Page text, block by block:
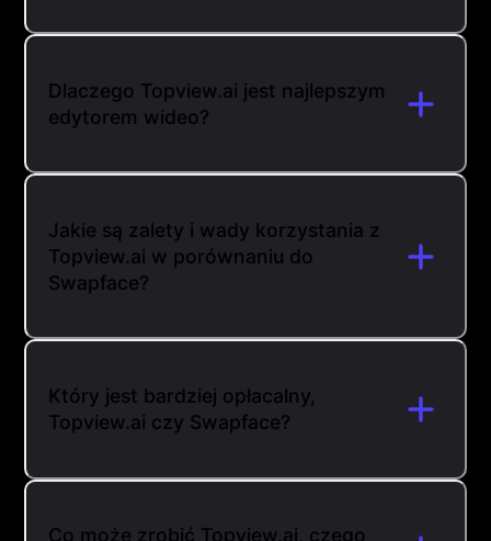
Dlaczego Topview.ai jest najlepszym
edytorem wideo?
Jakie są zalety i wady korzystania z
Topview.ai w porównaniu do
Swapface?
Który jest bardziej opłacalny,
Topview.ai czy Swapface?
Co może zrobić Topview.ai, czego